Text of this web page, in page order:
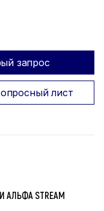
запрос
лист
STREAM